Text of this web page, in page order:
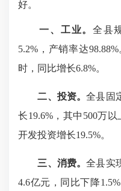
好。
一、工业。 全县
5.2%，产销率达98.88
时，同比增长6.8%。
二、投资。全县固
长19.6%，其中 500万以
开发投资增长19.5%。
三、消费。全县实
4.6亿元，同比下降1.5